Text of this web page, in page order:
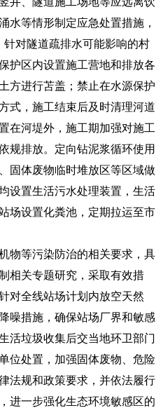
水等情形制定应急处置措施，
对隧道疏排水可能影响的村
护区内设置施工营地和排放各
方进行苫盖；禁止在水源保护
式，施工结束后及时清理河道
在河堤外，施工期加强对施工
规排放。定向钻泥浆循环使用
固体废物临时堆放区等区域做
设置生活污水处理装置，生活
场设置化粪池，定期拉运至市
物等污染防治的相关要求，具
相关专题研究，采取有效措
对全线站场计划内放空天然
噪措施，确保站场厂界和敏感
活垃圾收集后交当地环卫部门
位处置，加强固体废物、危险
法规和政策要求，并依法履行
进一步强化生态环境敏感区的